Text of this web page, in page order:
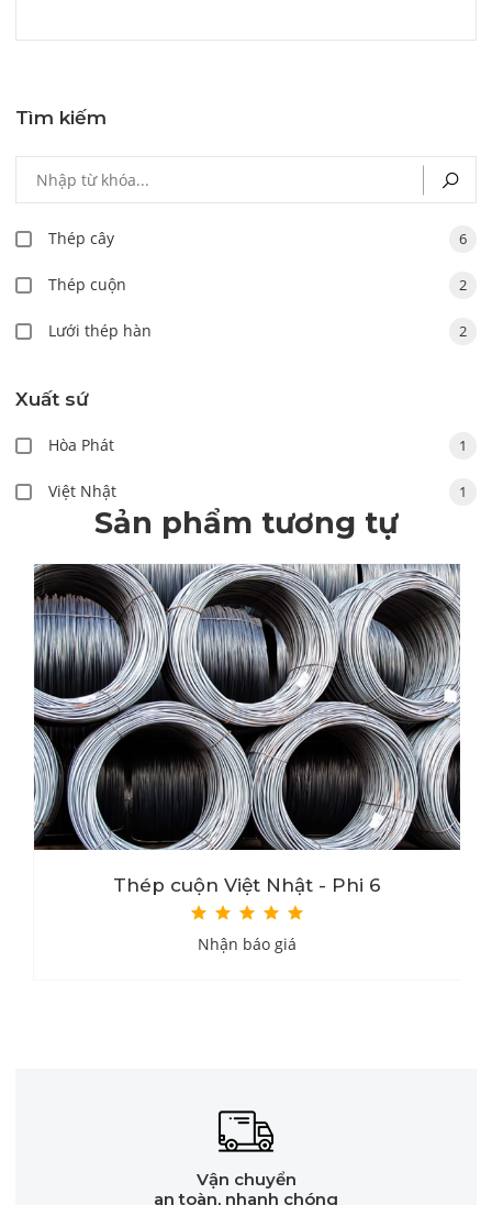
Tìm kiếm
Thép cây 6
Thép cuộn 2
Lưới thép hàn 2
Xuất sứ
Hòa Phát 1
Việt Nhật 1
Sản phẩm tương tự
Thép cuộn Việt Nhật - Phi 6
Nhận báo giá
Vận chuyển
an toàn, nhanh chóng